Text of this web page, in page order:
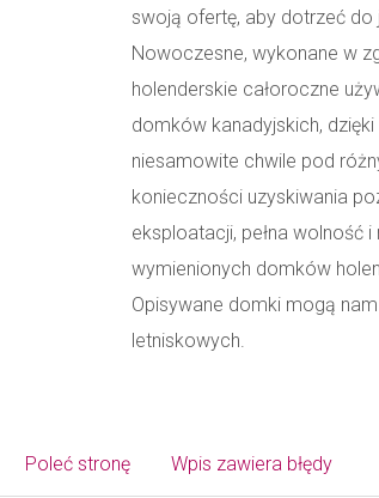
swoją ofertę, aby dotrzeć do
Nowoczesne, wykonane w
holenderskie całoroczne
domków kanadyjskich,
niesamowite chwile pod
konieczności uzyskiwania
eksploatacji, pełna wolność
wymienionych domków
Opisywane domki mogą
letniskowych.
Poleć stronę Wpis zawiera błędy